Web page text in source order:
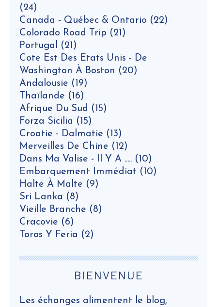
(24)
Canada - Québec & Ontario (22)
Colorado Road Trip (21)
Portugal (21)
Cote Est Des Etats Unis - De
Washington À Boston (20)
Andalousie (19)
Thaïlande (16)
Afrique Du Sud (15)
Forza Sicilia (15)
Croatie - Dalmatie (13)
Merveilles De Chine (12)
Dans Ma Valise - Il Y A ..... (10)
Embarquement Immédiat (10)
Halte À Malte (9)
Sri Lanka (8)
Vieille Branche (8)
Cracovie (6)
Toros Y Feria (2)
BIENVENUE
Les échanges alimentent le blog,